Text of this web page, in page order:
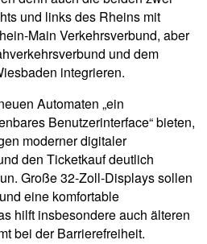
und links des Rheins mit
Main Verkehrsverbund, aber
und dem
integrieren.
Automaten „ein
Benutzerinterface“ bieten,
moderner digitaler
den Ticketkauf deutlich
Große 32-Zoll-Displays sollen
eine komfortable
hilft insbesondere auch älteren
bei der Barrierefreiheit.